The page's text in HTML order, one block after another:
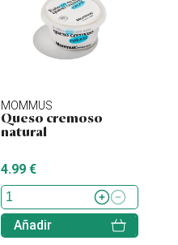
MOMMUS
Queso cremoso
natural
4.99 €
Añadir